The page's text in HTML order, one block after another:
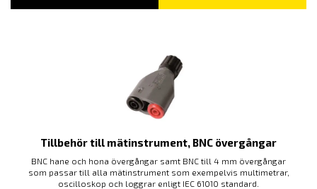
TILL
Tillbehör till mätinstrument, BNC övergångar
BNC hane och hona övergångar samt BNC till 4 mm övergångar
som passar till alla mätinstrument som exempelvis multimetrar,
oscilloskop och loggrar enligt IEC 61010 standard.